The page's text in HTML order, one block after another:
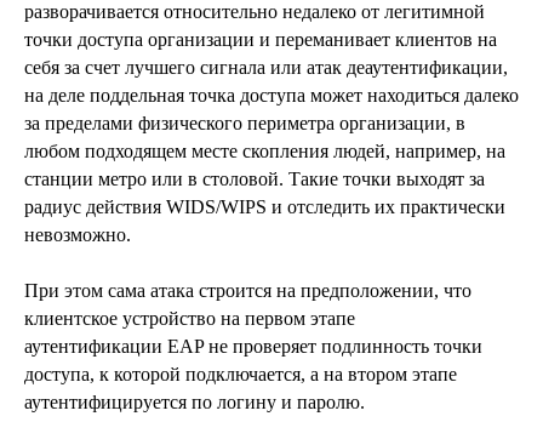
разворачивается относительно недалеко от легитимной
точки доступа организации и переманивает клиентов на
себя за счет лучшего сигнала или атак деаутентификации,
на деле поддельная точка доступа может находиться далеко
за пределами физического периметра организации, в
любом подходящем месте скопления людей, например, на
станции метро или в столовой. Такие точки выходят за
радиус действия WIDS/WIPS и отследить их практически
невозможно.
При этом сама атака строится на предположении, что
клиентское устройство на первом этапе
аутентификации EAP не проверяет подлинность точки
доступа, к которой подключается, а на втором этапе
аутентифицируется по логину и паролю.